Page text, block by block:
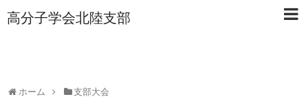
高分子学会北陸支部
ホーム 支部大会